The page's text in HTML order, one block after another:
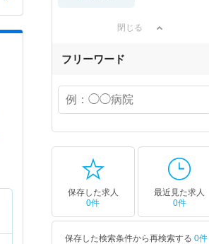
閉じる
フリーワード
保存した求人
0件
最近見た求人
0件
保存した検索条件から再検索する 0件